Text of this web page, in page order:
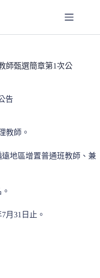
師甄選簡章第1次公
告
教師。
地區增置普通班教師、兼
月31日止。